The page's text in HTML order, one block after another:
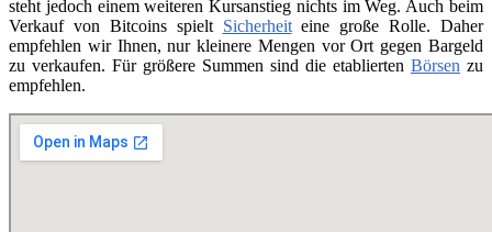
steht jedoch einem weiteren Kursanstieg nichts im Weg. Auch beim
Verkauf von Bitcoins spielt Sicherheiteine große Rolle. Daher
empfehlen wir Ihnen, nur kleinere Mengen vor Ort gegen Bargeld
zu verkaufen. Für größere Summen sind die etablierten Börsen zu
empfehlen.